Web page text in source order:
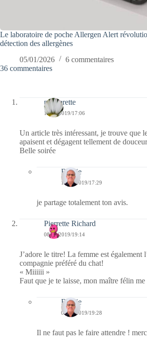
Le laboratoire de poche Allergen Alert
détection des allergènes
05/01/2026
6 commentaires
36 commentaires
paquerette
11/02/2019/17:06
Un article très intéressant, je trouve que
apaisent et dégagent tellement de
Belle soirée
Bernie
11/02/2019/17:29
je partage totalement ton avis.
Pierrette Richard
08/02/2019/19:14
J’adore le titre! La femme est également
compagnie préféré du chat!
« Miiiiii »
Faut que je te laisse, mon maître félin
Bernie
08/02/2019/19:28
Il ne faut pas le faire attendre !